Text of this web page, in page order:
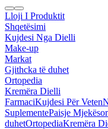
Lloji I Produktit
Shqetësimi
Kujdesi Nga Dielli
Make-up
Markat
Gjithcka të duhet
Ortopedia
Kremëra Dielli
FarmaciKujdesi Për Veten
SuplementePaisje
duhetOrtopediaKremëra